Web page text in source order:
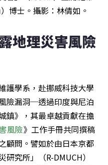
博士。攝影：林倩如。
地理災害風險
護學系，赴挪威科技大學
險漏洞─透過印度與尼泊
鎮》，其最卓越貢獻在擔
風險》工作手冊共同撰稿
顧問。譬如於由日本京都
究所」（R-DMUCH）